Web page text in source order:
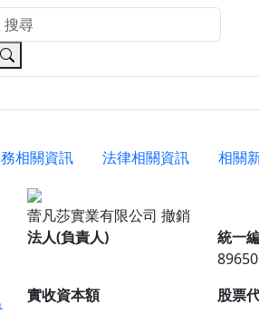
相關資訊 法律相關資訊
相關
蕾凡莎實業有限公司 撤銷
法人(負責人)
統一
實收資本額
股票